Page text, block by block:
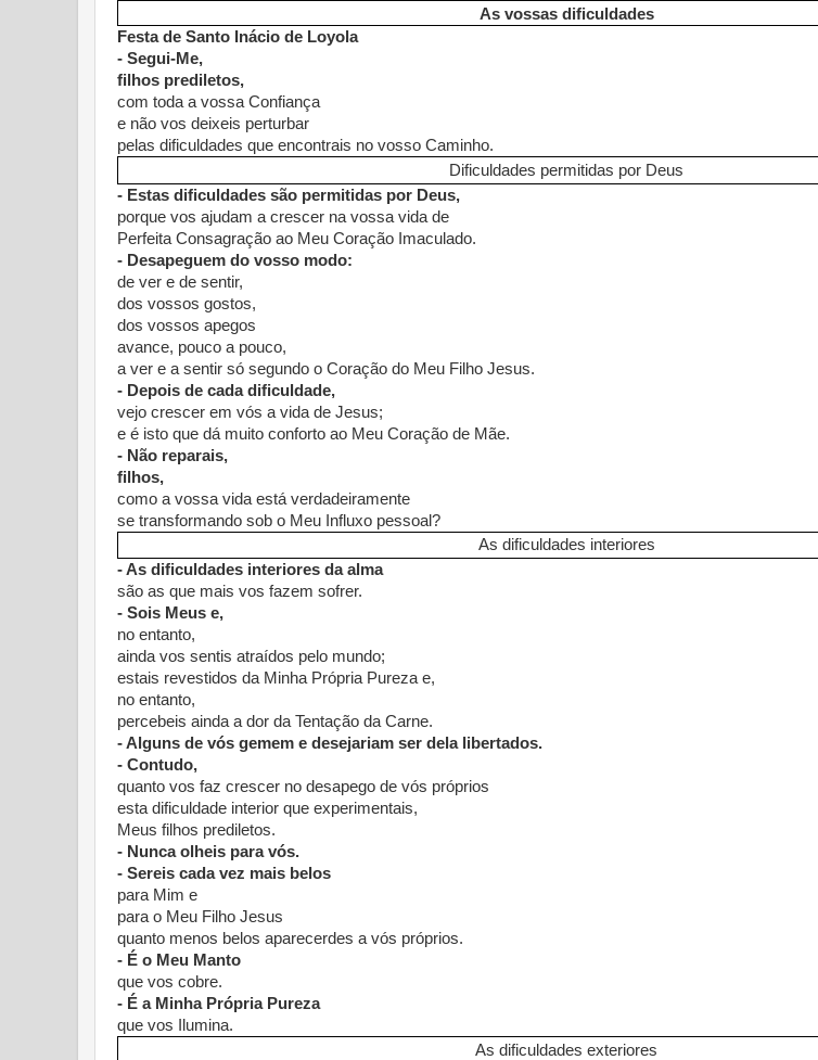
As vossas dificuldades
Festa de Santo Inácio de Loyola
- Segui-Me,
filhos prediletos,
com toda a vossa Confiança
e não vos deixeis perturbar
pelas dificuldades que encontrais no vosso Caminho.
Dificuldades permitidas por Deus
- Estas dificuldades são permitidas por Deus,
porque vos ajudam a crescer na vossa vida de
Perfeita Consagração ao Meu Coração Imaculado.
- Desapeguem do vosso modo:
de ver e de sentir,
dos vossos gostos,
dos vossos apegos
avance, pouco a pouco,
a ver e a sentir só segundo o Coração do Meu Filho Jesus.
- Depois de cada dificuldade,
vejo crescer em vós a vida de Jesus;
e é isto que dá muito conforto ao Meu Coração de Mãe.
- Não reparais,
filhos,
como a vossa vida está verdadeiramente
se transformando sob o Meu Influxo pessoal?
As dificuldades interiores
- As dificuldades interiores da alma
são as que mais vos fazem sofrer.
- Sois Meus e,
no entanto,
ainda vos sentis atraídos pelo mundo;
estais revestidos da Minha Própria Pureza e,
no entanto,
percebeis ainda a dor da Tentação da Carne.
- Alguns de vós gemem e desejariam ser dela libertados.
- Contudo,
quanto vos faz crescer no desapego de vós próprios
esta dificuldade interior que experimentais,
Meus filhos prediletos.
- Nunca olheis para vós.
- Sereis cada vez mais belos
para Mim e
para o Meu Filho Jesus
quanto menos belos aparecerdes a vós próprios.
- É o Meu Manto
que vos cobre.
- É a Minha Própria Pureza
que vos Ilumina.
As dificuldades exteriores